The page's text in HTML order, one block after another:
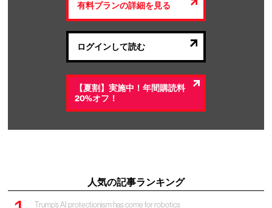
有料プランの詳細を見る
ログインして読む
【夏割】実施中！年間購読料
20%オフ！
人気の記事ランキング
Trump’s AI protectionism has come for robotics